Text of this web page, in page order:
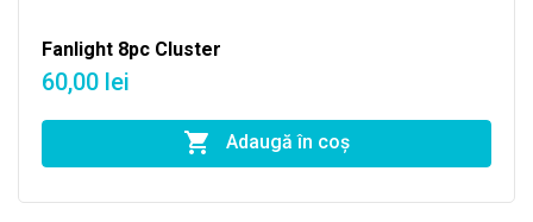
Fanlight 8pc Cluster
60,00 lei
Adaugă în coş